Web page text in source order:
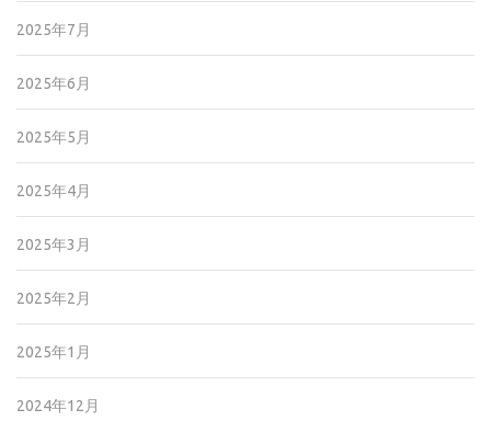
2025年7月
2025年6月
2025年5月
2025年4月
2025年3月
2025年2月
2025年1月
2024年12月